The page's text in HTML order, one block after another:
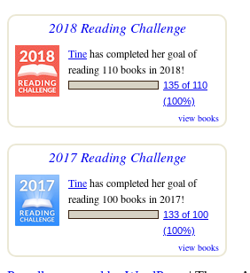
2018 Reading Challenge
Tinehas completed her goal of
reading 110 books in 2018!
135 of 110
(100%)
view books
2017 Reading Challenge
Tinehas completed her goal of
reading 100 books in 2017!
133 of 100
(100%)
view books